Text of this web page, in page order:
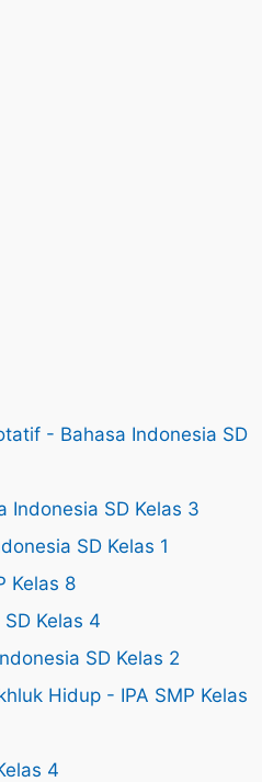
- Bahasa Indonesia SD
Indonesia SD Kelas 3
SD Kelas 1
Kelas 8
Kelas 4
SD Kelas 2
Hidup - IPA SMP Kelas
4